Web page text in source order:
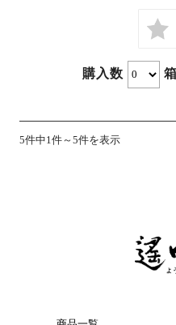
購入数 箱
5件中1件～5件を表示